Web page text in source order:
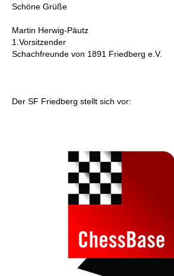
Schöne Grüße
Martin Herwig-Päutz
1.Vorsitzender
Schachfreunde von 1891 Friedberg e.V.
Der SF Friedberg stellt sich vor: